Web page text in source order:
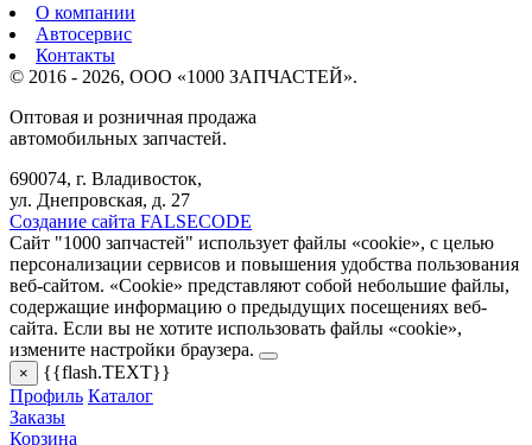
О компании
Автосервис
Контакты
© 2016 - 2026, ООО «1000 ЗАПЧАСТЕЙ».
Оптовая и розничная продажа
автомобильных запчастей.
690074, г. Владивосток,
ул. Днепровская, д. 27
Создание сайта FALSECODE
Сайт "1000 запчастей" использует файлы «cookie», с целью
персонализации сервисов и повышения удобства пользования
веб-сайтом. «Cookie» представляют собой небольшие файлы,
содержащие информацию о предыдущих посещениях веб-
сайта. Если вы не хотите использовать файлы «cookie»,
измените настройки браузера.
×
{{flash.TEXT}}
Профиль Каталог
Заказы
Корзина